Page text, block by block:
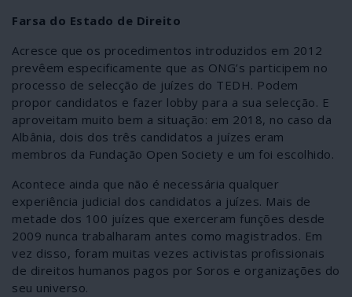
Farsa do Estado de Direito
Acresce que os procedimentos introduzidos em 2012
prevêem especificamente que as ONG’s participem no
processo de selecção de juízes do TEDH. Podem
propor candidatos e fazer lobby para a sua selecção. E
aproveitam muito bem a situação: em 2018, no caso da
Albânia, dois dos três candidatos a juízes eram
membros da Fundação Open Society e um foi escolhido.
Acontece ainda que não é necessária qualquer
experiência judicial dos candidatos a juízes. Mais de
metade dos 100 juízes que exerceram funções desde
2009 nunca trabalharam antes como magistrados. Em
vez disso, foram muitas vezes activistas profissionais
de direitos humanos pagos por Soros e organizações do
seu universo.